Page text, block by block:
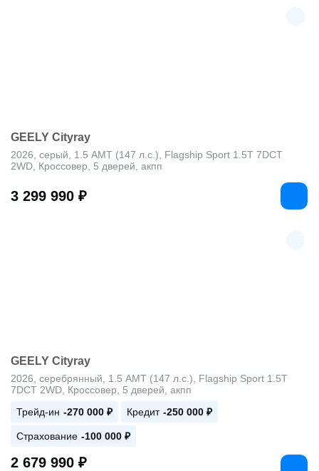
GEELY Cityray
2026, серый, 1.5 AMT (147 л.с.), Flagship Sport 1.5T 7DCT
2WD, Кроссовер, 5 дверей, акпп
3 299 990 ₽
GEELY Cityray
2026, серебрянный, 1.5 AMT (147 л.с.), Flagship Sport 1.5T
7DCT 2WD, Кроссовер, 5 дверей, акпп
Трейд-ин -270 000 ₽ Кредит -250 000 ₽
Страхование -100 000 ₽
2 679 990 ₽